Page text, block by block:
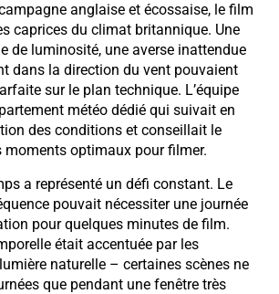
anglaise et écossaise, le film
caprices du climat britannique. Une
de luminosité, une averse inattendue
dans la direction du vent pouvaient
sur le plan technique. L’équipe
météo dédié qui suivait en
des conditions et conseillait le
moments optimaux pour filmer.
a représenté un défi constant. Le
pouvait nécessiter une journée
pour quelques minutes de film.
était accentuée par les
naturelle – certaines scènes ne
que pendant une fenêtre très